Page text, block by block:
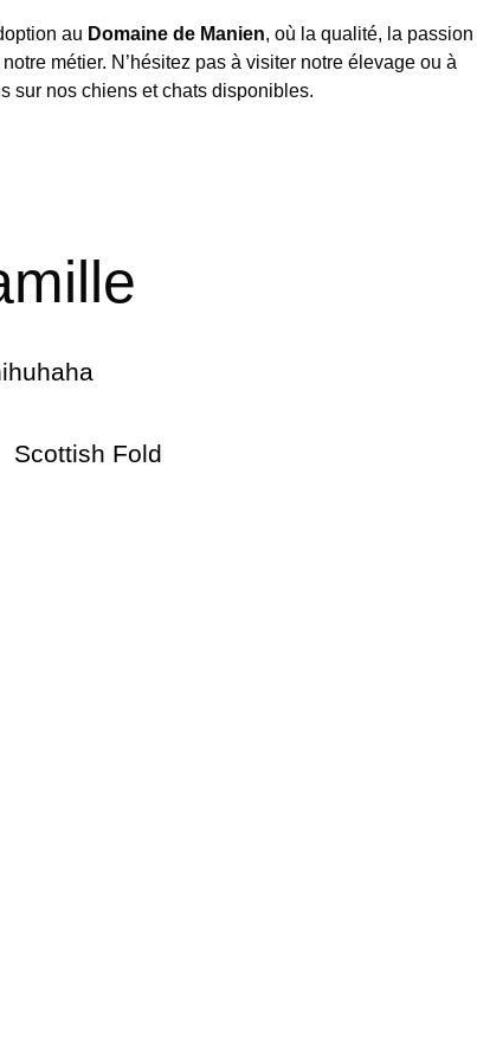
au Domaine de Manien, où la qualité, la passion
métier. N’hésitez pas à visiter notre élevage ou à
sur nos chiens et chats disponibles.
Scottish Fold